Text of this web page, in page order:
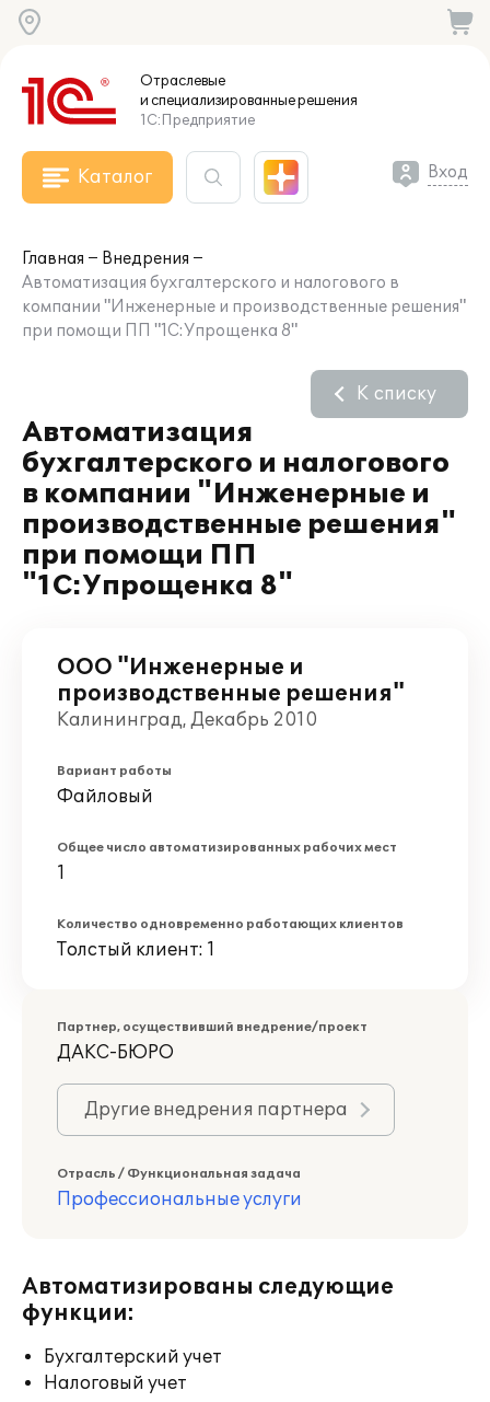
Отраслевые
и специализированныерешения
1С:Предприятие
Каталог Вход
Главная
Внедрения
Автоматизация бухгалтерского и налогового в
компании "Инженерные и производственные решения"
при помощи ПП "1С:Упрощенка 8"
Автоматизация
бухгалтерского и налогового
в компании "Инженерные и
производственные решения"
при помощи ПП
"1С:Упрощенка 8"
К списку
ООО "Инженерные и
производственные решения"
Калининград, Декабрь 2010
Вариант работы
Файловый
Общее число автоматизированных рабочих мест
1
Количество одновременно работающих клиентов
Толстый клиент: 1
Партнер, осуществивший внедрение/проект
ДАКС-БЮРО
Другие внедрения партнера
Отрасль / Функциональная задача
Профессиональные услуги
Автоматизированы следующие
функции:
Бухгалтерский учет
Налоговый учет